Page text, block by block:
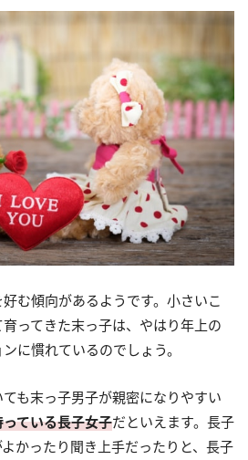
む傾向があるようです。小さいこ
ってきた末っ子は、やはり年上の
に慣れているのでしょう。
も末っ子男子が親密になりやすい
ている長子女子だといえます。長子
かったり聞き上手だったりと、長子